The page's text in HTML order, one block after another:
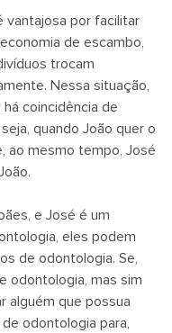
vantajosa por facilitar
de escambo,
trocam
Nessa situação,
coincidência de
quando João quer o
ao mesmo tempo, José
e José é um
eles podem
de odontologia. Se,
odontologia, mas sim
alguém que possua
odontologia para,